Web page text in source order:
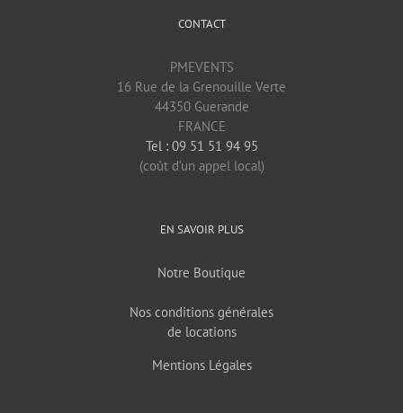
CONTACT
PMEVENTS
16 Rue de la Grenouille Verte
44350 Guerande
FRANCE
Tel : 09 51 51 94 95
(coût d’un appel local)
EN SAVOIR PLUS
Notre Boutique
Nos conditions générales
de locations
Mentions Légales